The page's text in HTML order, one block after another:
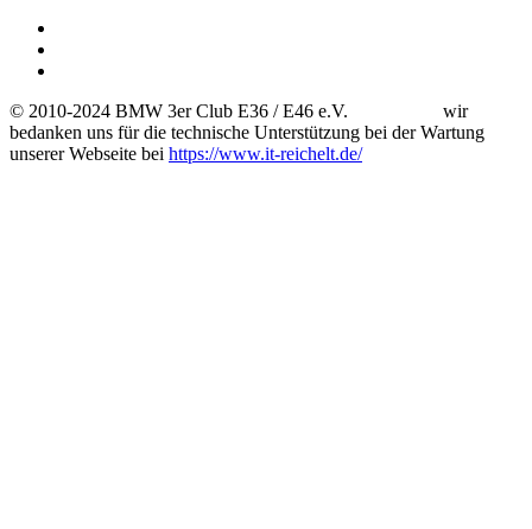
© 2010-2024 BMW 3er Club E36 / E46 e.V. wir
bedanken uns für die technische Unterstützung bei der Wartung
unserer Webseite bei https://www.it-reichelt.de/